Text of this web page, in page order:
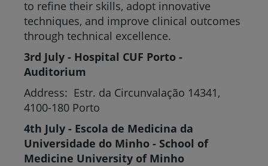
to refine their skills, adopt innovative
techniques, and improve clinical outcomes
through technical excellence.
3rd July - Hospital CUF Porto -
Auditorium
Address: Estr. da Circunvalação 14341,
4100-180 Porto
4th July - Escola de Medicina da
Universidade do Minho - School of
Medicine University of Minho